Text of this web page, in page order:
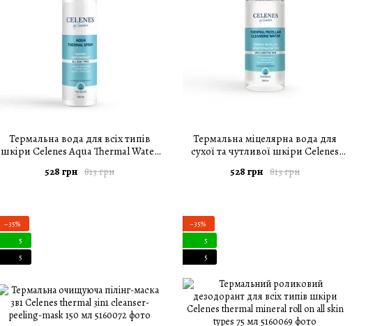
Термальна вода для всіх типів
шкіри Celenes Aqua Thermal Water
813 грн
528 грн
Термальна міцелярна вода для
сухої та чутливої шкіри Celenes
250 мл813 грн
528 грн
−35%
5
5
−35%
5
5